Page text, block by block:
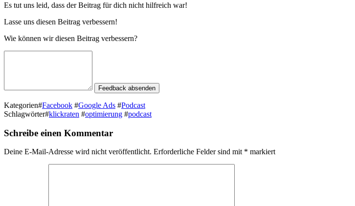
Es tut uns leid, dass der Beitrag für dich nicht hil­fre­ich war!
Lasse uns diesen Beitrag verbessern!
Wie kön­nen wir diesen Beitrag verbessern?
Feedback absenden
Kategorien#Facebook #Google Ads #Podcast
Schlagwörter#klickraten #optimierung #podcast
Schreibe einen Kommentar
Deine E-Mail-Adresse wird nicht veröffentlicht. Erforderliche Felder sind mit * markiert